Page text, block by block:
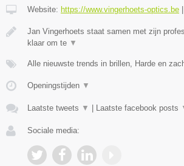
Website: https://www.vingerhoets-optics.be |
Jan Vingerhoets staat samen met zijn
klaar om te ▼
Alle nieuwste trends in brillen, Harde en
Openingstijden ▼
Laatste tweets ▼ | Laatste facebook posts
Sociale media: